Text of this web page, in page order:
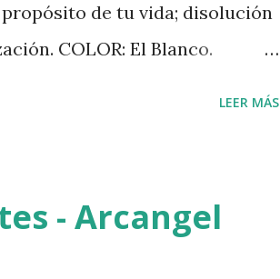
de tu vida; disolución
COLOR: El Blanco.
LEER MÁS
- Arcangel